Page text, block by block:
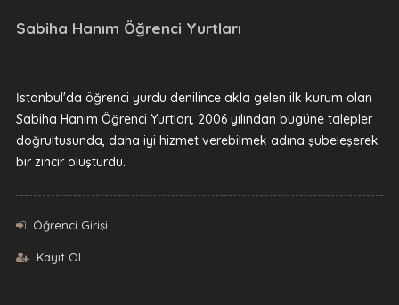
Sabiha Hanım Öğrenci Yurtları
İstanbul'da öğrenci yurdu denilince akla gelen ilk kurum olan
Sabiha Hanım Öğrenci Yurtları, 2006 yılından bugüne talepler
doğrultusunda, daha iyi hizmet verebilmek adına şubeleşerek
bir zincir oluşturdu.
Öğrenci Girişi
Kayıt Ol